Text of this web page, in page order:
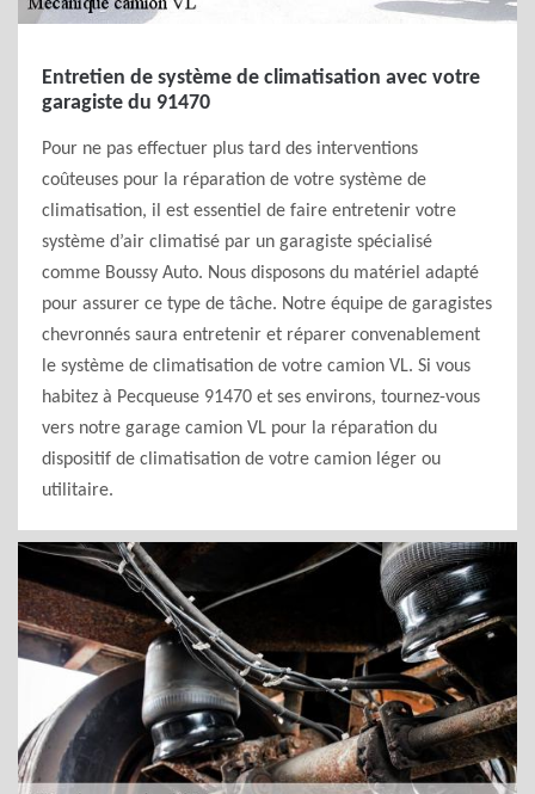
Entretien de système de climatisation avec votre
garagiste du 91470
Pour ne pas effectuer plus tard des interventions
coûteuses pour la réparation de votre système de
climatisation, il est essentiel de faire entretenir votre
système d’air climatisé par un garagiste spécialisé
comme Boussy Auto. Nous disposons du matériel adapté
pour assurer ce type de tâche. Notre équipe de garagistes
chevronnés saura entretenir et réparer convenablement
le système de climatisation de votre camion VL. Si vous
habitez à Pecqueuse 91470 et ses environs, tournez-vous
vers notre garage camion VL pour la réparation du
dispositif de climatisation de votre camion léger ou
utilitaire.